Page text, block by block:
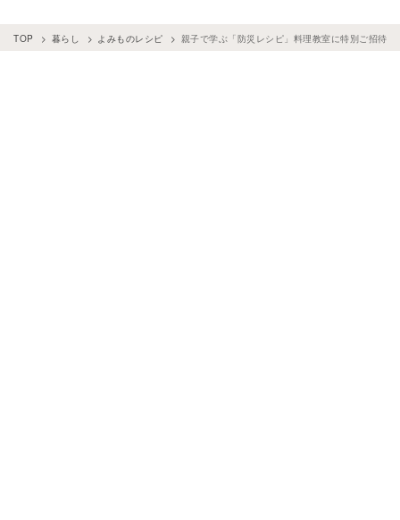
TOP 暮らし よみものレシピ 親子で学ぶ「防災レシピ」料理教室に特別ご招待